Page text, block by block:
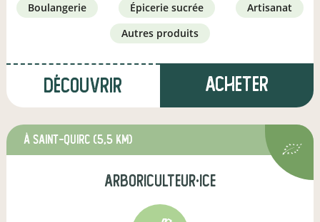
boulangerie épicerie sucrée
artisanat
autres produits
Découvrir Acheter
à Saint-Quirc (5,5 km)
arboriculteur·ice